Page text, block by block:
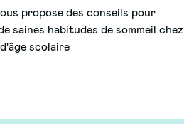
propose des conseils pour
saines habitudes de sommeil chez
scolaire